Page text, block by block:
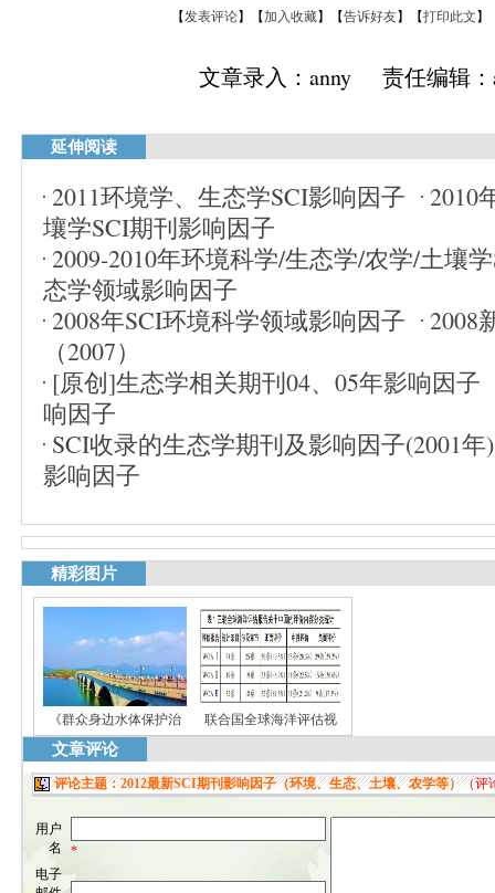
【发表评论】【加入收藏】【告诉好友】【打印此文】
文章录入：anny 责任编辑
延伸阅读
2011环境学、生态学SCI影响因子
2010
壤学SCI期刊影响因子
2009-2010年环境科学/生态学/农学/土壤
态学领域影响因子
2008年SCI环境科学领域影响因子
2008
（2007）
[原创]生态学相关期刊04、05年影响因子
响因子
SCI收录的生态学期刊及影响因子(2001年)
影响因子
精彩图片
《群众身边水体保护治 联合国全球海洋评估视
文章评论